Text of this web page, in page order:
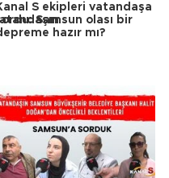
S ekipleri vatandaşa
Samsun olası bir
hazır mı?